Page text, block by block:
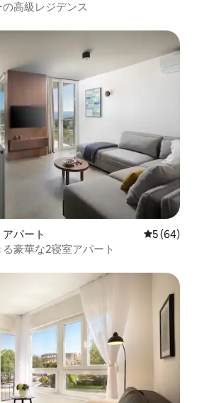
高級レジデンス
パート レビュー
5 (64)
豪華な2寝室アパート
です。